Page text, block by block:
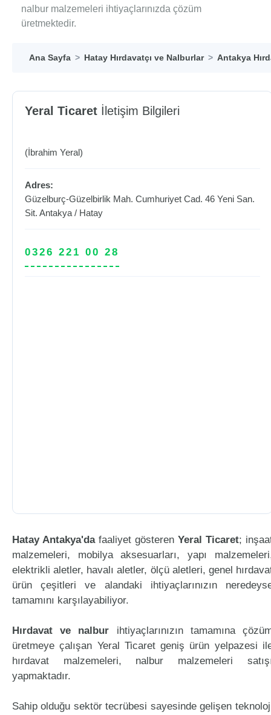
nalbur malzemeleri ihtiyaçlarınızda çözüm
üretmektedir.
Ana Sayfa Hatay Hırdavatçı ve Nalburlar Antakya
Yeral Ticaret İletişim Bilgileri
(İbrahim Yeral)
Adres:
Güzelburç-Güzelbirlik Mah. Cumhuriyet Cad. 46 Yeni San.
Sit. Antakya / Hatay
0326 221 00 28
Hatay Antakya'dafaaliyet gösteren Yeral Ticaret;
malzemeleri, mobilya aksesuarları, yapı
elektrikli aletler, havalı aletler, ölçü aletleri, genel
ürün çeşitleri ve alandaki ihtiyaçlarınızın
tamamını karşılayabiliyor.
Hırdavat ve nalbur ihtiyaçlarınızın tamamına
üretmeye çalışan Yeral Ticaret geniş ürün yelpazesi
hırdavat malzemeleri, nalbur malzemeleri
yapmaktadır.
Sahip olduğu sektör tecrübesi sayesinde gelişen